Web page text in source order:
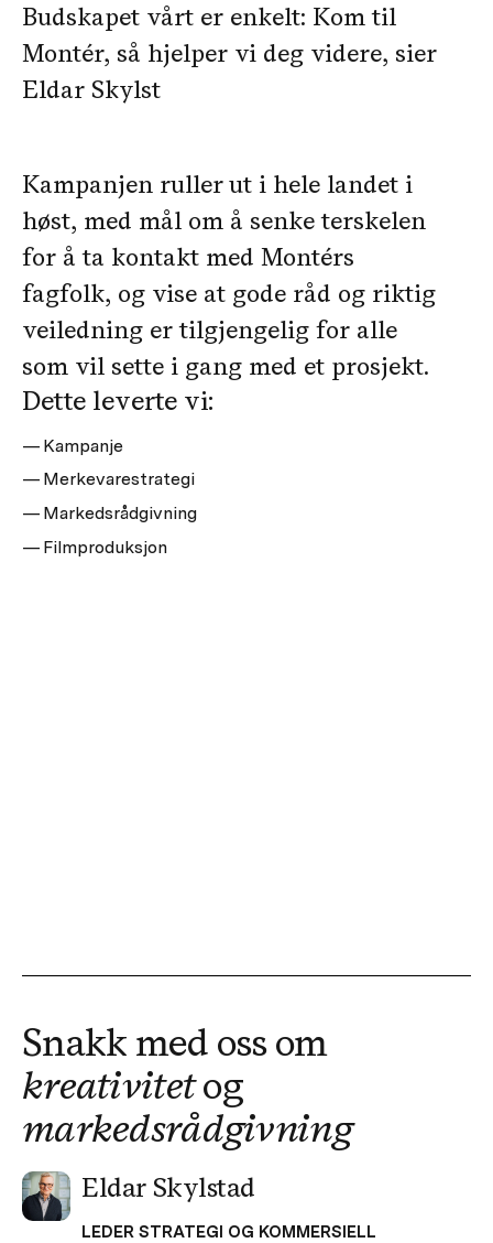
Budskapet vårt er enkelt: Kom til
Montér, så hjelper vi deg videre, sier
Eldar Skylst
Kampanjen ruller ut i hele landet i
høst, med mål om å senke terskelen
for å ta kontakt med Montérs
fagfolk, og vise at gode råd og riktig
veiledning er tilgjengelig for alle
som vil sette i gang med et prosjekt.
Dette leverte vi:
Kampanje
Merkevarestrategi
Markedsrådgivning
Filmproduksjon
Snakk med oss om
kreativitetog
markedsrådgivning
Eldar Skylstad
LEDER STRATEGI OG KOMMERSIELL